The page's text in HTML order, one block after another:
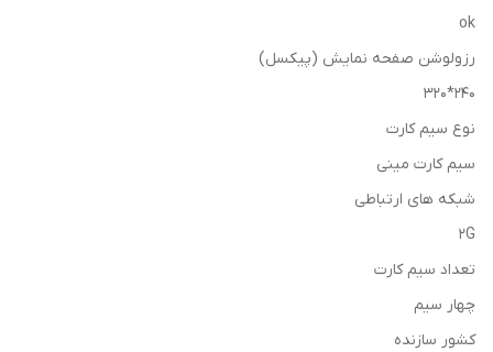
ok
رزولوشن صفحه نمایش (پیکسل)
240*320
نوع سیم کارت
سیم کارت مینی
شبکه های ارتباطی
2G
تعداد سیم کارت
چهار سیم
کشور سازنده